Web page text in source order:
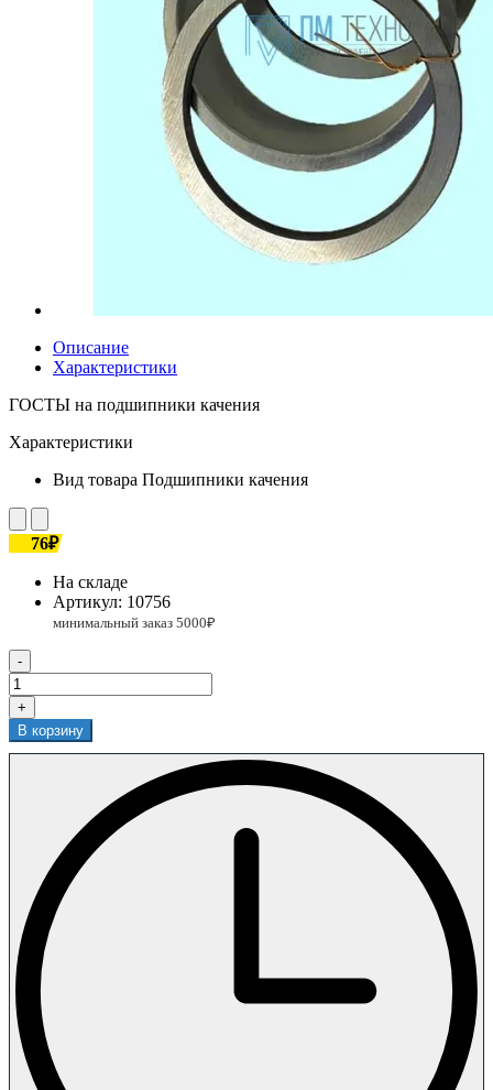
Описание
Характеристики
ГОСТЫ на подшипники качения
Характеристики
Вид товара Подшипники качения
76₽
На складе
Артикул: 10756
-
+
В корзину